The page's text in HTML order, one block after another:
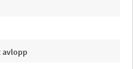
avlopp